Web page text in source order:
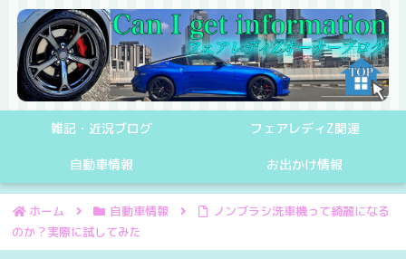
雑記・近況ブログ フェアレディZ関連
自動車情報 お出かけ情報
ホーム 自動車情報
ノンブラシ洗車機って綺麗になる
のか？実際に試してみた